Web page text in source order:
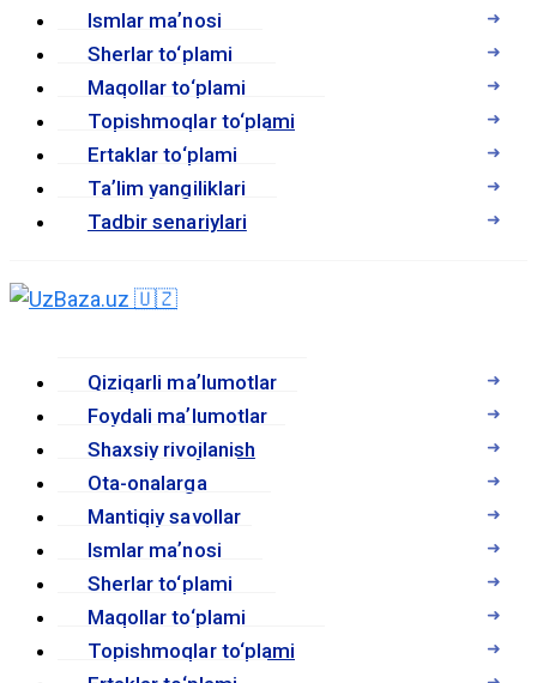
Ismlar maʼnosi
Sherlar to‘plami
Maqollar to‘plami
Topishmoqlar to‘plami
Ertaklar to‘plami
Taʼlim yangiliklari
Tadbir senariylari
Qiziqarli maʼlumotlar
Foydali maʼlumotlar
Shaxsiy rivojlanish
Ota-onalarga
Mantiqiy savollar
Ismlar maʼnosi
Sherlar to‘plami
Maqollar to‘plami
Topishmoqlar to‘plami